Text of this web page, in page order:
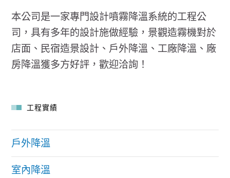
本公司是一家專門設計噴霧降溫系統的工程公
司，具有多年的設計施做經驗，景觀造霧機對於
店面、民宿造景設計、戶外降溫、工廠降溫、廠
房降溫獲多方好評，歡迎洽詢！
工程實績
戶外降溫
室內降溫